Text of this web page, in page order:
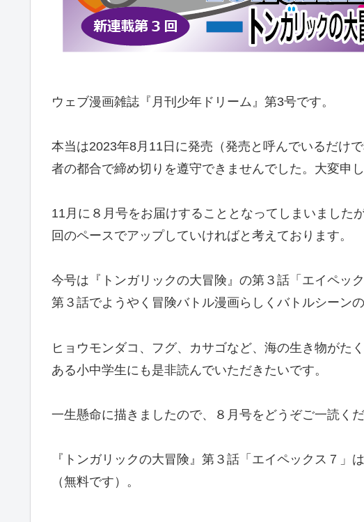
ウェブ漫画雑誌『月刊少年ドリーム』第3号です。
本当は2023年8月11日に発売（発売と呼んでいるだけ
者の都合で締め切りを遵守できませんでした。大変申し
11月に８月号をお届けすることとなってしまいました
回のペースでアップしていければと考えております。
今号は『トンガリックの大冒険』の第３話「エイペッ
第３話でようやく冒険バトル漫画らしくバトルシーン
ヒョウモンダコ、フグ、カサゴなど、海の生き物がた
ある小中学生にも是非読んでいただきたいです。
一生懸命に描きましたので、８月号をどうぞご一読く
『トンガリックの大冒険』第３話「エイペックス７」
（無料です）。